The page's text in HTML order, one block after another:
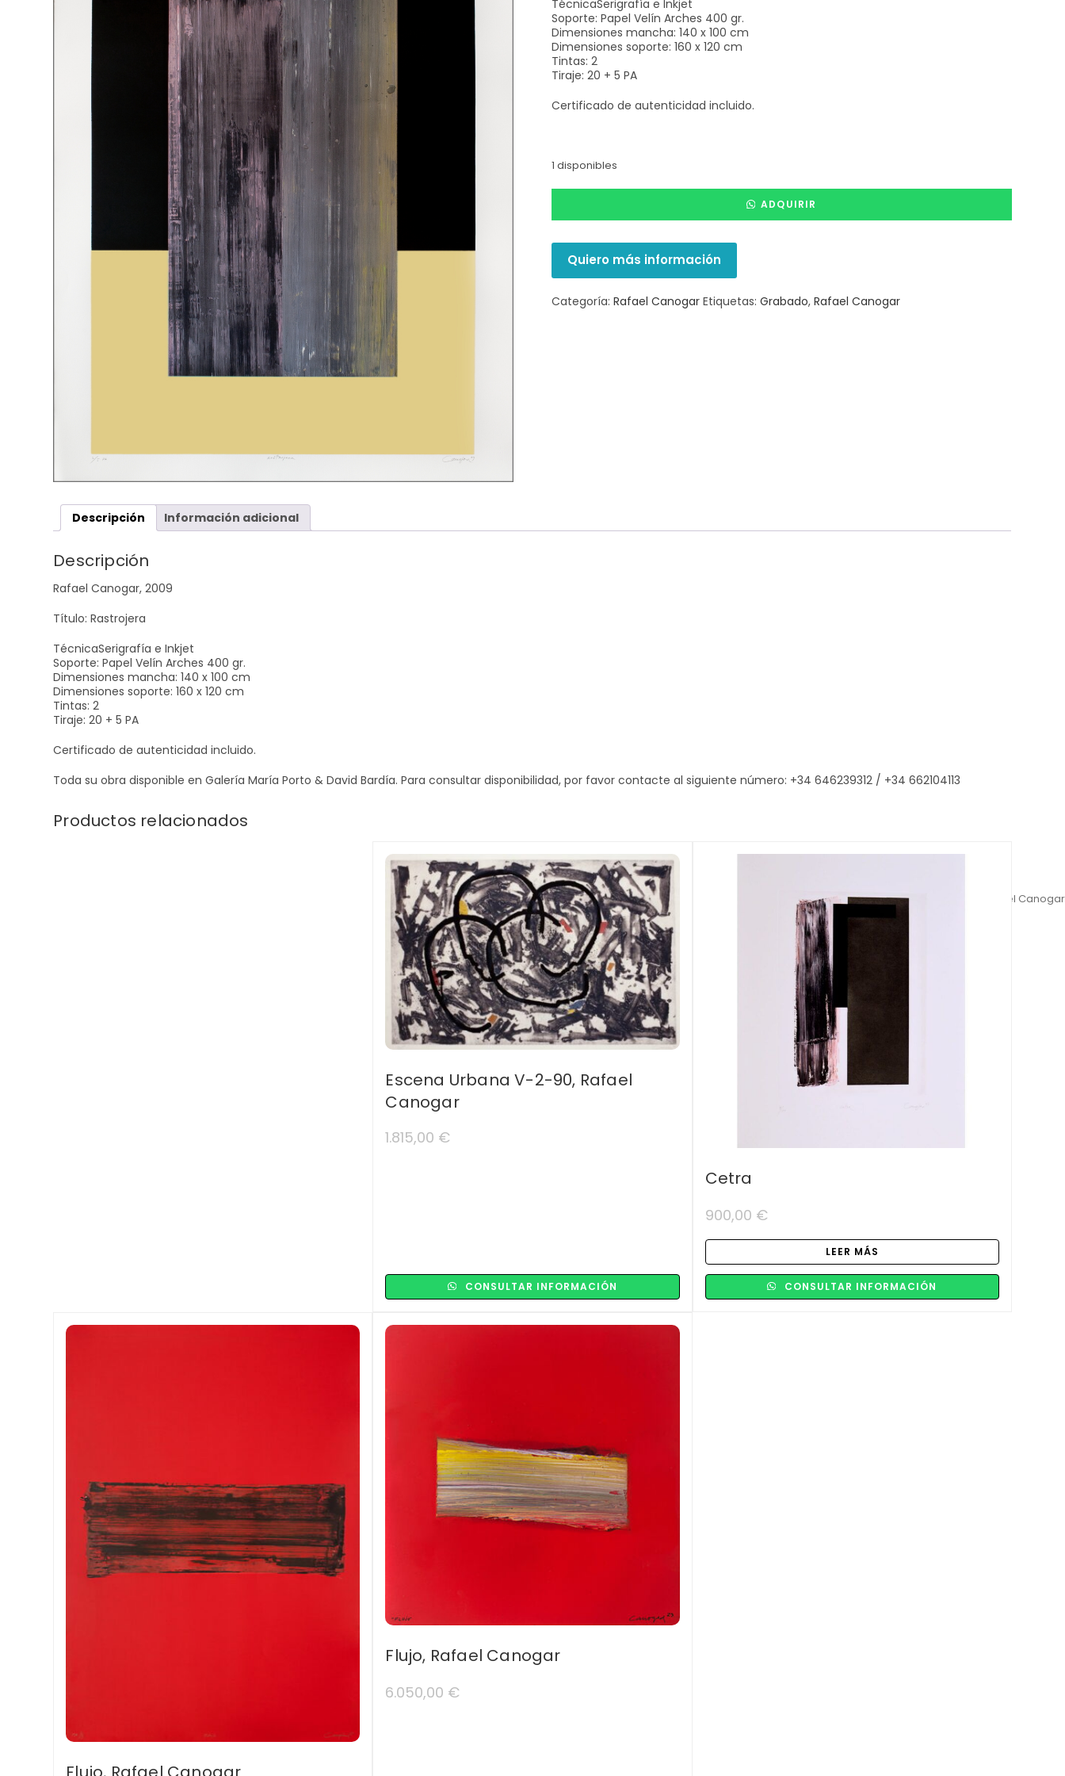
Inicio > Rafael Canogar Rastrojera, Rafael Canogar
TécnicaSerigrafía e Inkjet
Soporte: Papel Velín Arches 400 gr.
Dimensiones mancha: 140 x 100 cm
Dimensiones soporte: 160 x 120 cm
Tintas: 2
Tiraje: 20 + 5 PA
Certificado de autenticidad incluido.
1 disponibles
ADQUIRIR
Quiero más información
Categoría:Rafael Canogar Etiquetas:Grabado,Rafael Canogar
Descripción Información adicional
Descripción
Rafael Canogar, 2009
Título: Rastrojera
TécnicaSerigrafía e Inkjet
Soporte: Papel Velín Arches 400 gr.
Dimensiones mancha: 140 x 100 cm
Dimensiones soporte: 160 x 120 cm
Tintas: 2
Tiraje: 20 + 5 PA
Certificado de autenticidad incluido.
Toda su obra disponible en Galería María Porto & David Bardía. Para consultar disponibilidad, por favor contacte al siguiente número: +34 646239312 / +34 662104113
Productos relacionados
Escena Urbana V-2-90, Rafael
Canogar
1.815,00 €
CONSULTAR INFORMACIÓN
Cetra
900,00 €
LEER MÁS
CONSULTAR INFORMACIÓN
Flujo, Rafael Canogar
6.050,00 €